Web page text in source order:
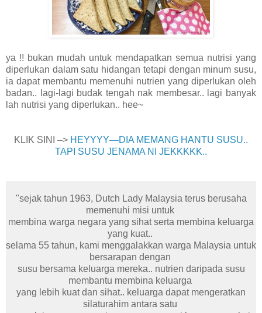
ya !! bukan mudah untuk mendapatkan semua nutrisi yang
diperlukan dalam satu hidangan tetapi dengan minum susu,
ia dapat membantu memenuhi nutrien yang diperlukan oleh
badan.. lagi-lagi budak tengah nak membesar.. lagi banyak
lah nutrisi yang diperlukan.. hee~
KLIK SINI –> HEYYYY—DIA MEMANG HANTU SUSU..
TAPI SUSU JENAMA NI JEKKKKK..
"sejak tahun 1963, Dutch Lady Malaysia terus berusaha
memenuhi misi untuk
membina warga negara yang sihat serta membina keluarga
yang kuat..
selama 55 tahun, kami menggalakkan warga Malaysia untuk
bersarapan dengan
susu bersama keluarga mereka.. nutrien daripada susu
membantu membina keluarga
yang lebih kuat dan sihat.. keluarga dapat mengeratkan
silaturahim antara satu